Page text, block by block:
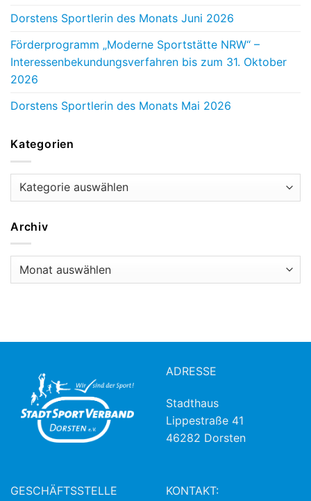
Dorstens Sportlerin des Monats Juni 2026
Förderprogramm „Moderne Sportstätte NRW“ –
Interessenbekundungsverfahren bis zum 31. Oktober
2026
Dorstens Sportlerin des Monats Mai 2026
Kategorien
Kategorien
Archiv
Archiv
ADRESSE
Stadthaus
Lippestraße 41
46282 Dorsten
GESCHÄFTSSTELLE KONTAKT: